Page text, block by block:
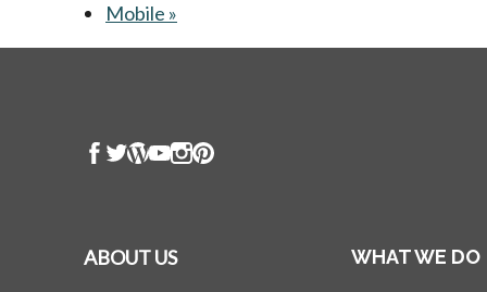
Mobile »
ABOUT US WHAT WE DO